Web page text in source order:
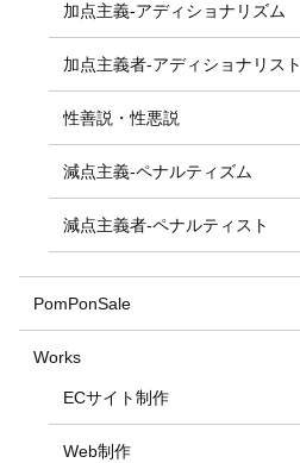
加点主義-アディショナリズム
加点主義者-アディショナリスト
性善説・性悪説
減点主義-ペナルティズム
減点主義者-ペナルティスト
PomPonSale
Works
ECサイト制作
Web制作